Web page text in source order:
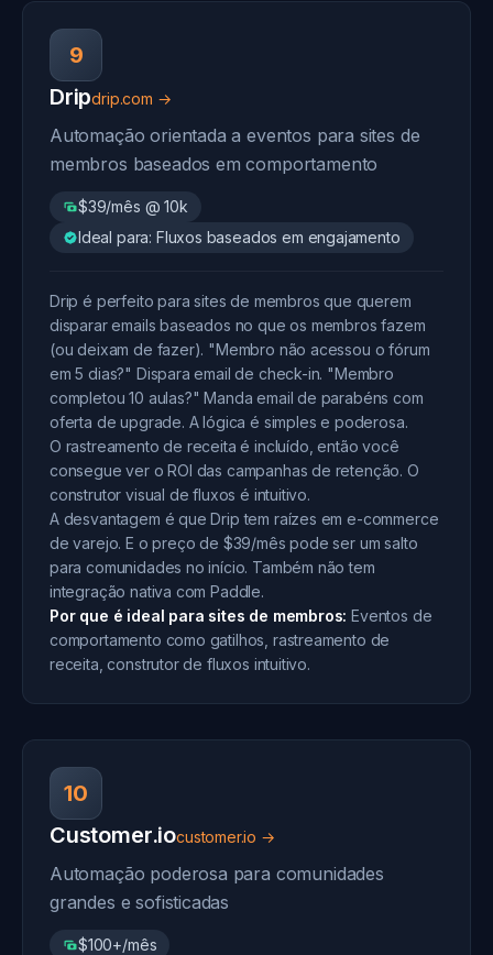
9
Dripdrip.com →
Automação orientada a eventos para sites de
membros baseados em comportamento
$39/mês @ 10k
Ideal para: Fluxos baseados em engajamento
Drip é perfeito para sites de membros que querem
disparar emails baseados no que os membros fazem
(ou deixam de fazer). "Membro não acessou o fórum
em 5 dias?" Dispara email de check-in. "Membro
completou 10 aulas?" Manda email de parabéns com
oferta de upgrade. A lógica é simples e poderosa.
O rastreamento de receita é incluído, então você
consegue ver o ROI das campanhas de retenção. O
construtor visual de fluxos é intuitivo.
A desvantagem é que Drip tem raízes em e-commerce
de varejo. E o preço de $39/mês pode ser um salto
para comunidades no início. Também não tem
integração nativa com Paddle.
Por que é ideal para sites de membros: Eventos de
comportamento como gatilhos, rastreamento de
receita, construtor de fluxos intuitivo.
10
Customer.iocustomer.io →
Automação poderosa para comunidades
grandes e sofisticadas
$100+/mês